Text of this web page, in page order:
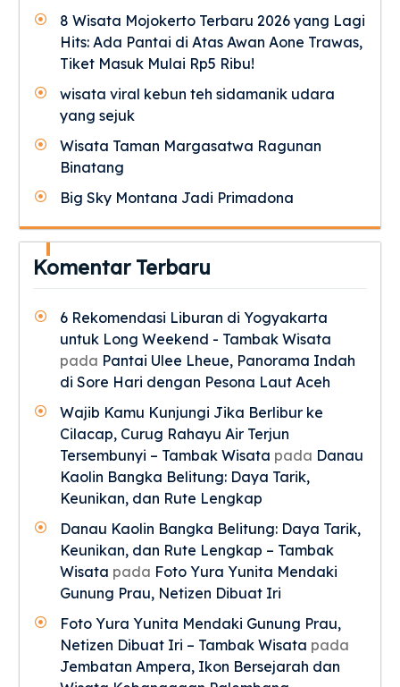
8 Wisata Mojokerto Terbaru 2026 yang Lagi
Hits: Ada Pantai di Atas Awan Aone Trawas,
Tiket Masuk Mulai Rp5 Ribu!
wisata viral kebun teh sidamanik udara
yang sejuk
Wisata Taman Margasatwa Ragunan
Binatang
Big Sky Montana Jadi Primadona
Komentar Terbaru
6 Rekomendasi Liburan di Yogyakarta
untuk Long Weekend - Tambak Wisata
pada Pantai Ulee Lheue, Panorama Indah
di Sore Hari dengan Pesona Laut Aceh
Wajib Kamu Kunjungi Jika Berlibur ke
Cilacap, Curug Rahayu Air Terjun
Tersembunyi – Tambak Wisata pada Danau
Kaolin Bangka Belitung: Daya Tarik,
Keunikan, dan Rute Lengkap
Danau Kaolin Bangka Belitung: Daya Tarik,
Keunikan, dan Rute Lengkap – Tambak
Wisata pada Foto Yura Yunita Mendaki
Gunung Prau, Netizen Dibuat Iri
Foto Yura Yunita Mendaki Gunung Prau,
Netizen Dibuat Iri – Tambak Wisata pada
Jembatan Ampera, Ikon Bersejarah dan